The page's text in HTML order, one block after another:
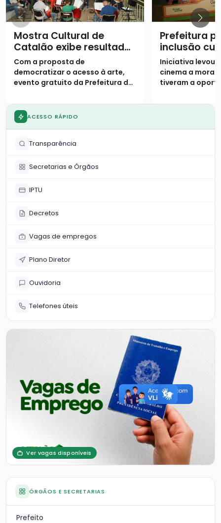
Mostra Cultural de
Catalão exibe resultados
de oficinas semestrais
Com a proposta de
democratizar o acesso à arte,
evento gratuito da Prefeitura de
semestral nesta quarta-feira
Prefeitura
inclusão
projeto
Bem” no
Iniciativa levou
cinema a
tiveram a
exibição
ACESSO RÁPIDO
Transparência
Secretarias e Órgãos
IPTU
Decretos
Vagas de empregos
Plano Diretor
Ouvidoria
Telefones úteis
Ver vagas disponíveis
ÓRGÃOS E SECRETARIAS
Prefeito